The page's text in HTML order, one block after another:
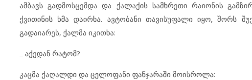
ამბავს გადმოსცემდა და ქალაქის სამხრეთი რაიონის
ქვითინის ხმა დაირხა. ავტობანი თავისუფალი იყო, შორს
გადაიარეს, ქალმა იკითხა:
_ აქედან რატომ?
კაცმა ქაღალდი და ცელოფანი ფანჯარაში მოისროლა: